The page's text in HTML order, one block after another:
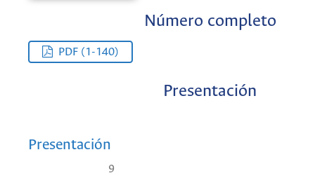
Número completo
PDF (1-140)
Presentación
Presentación
9